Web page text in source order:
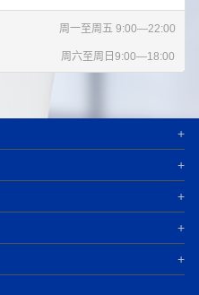
周一至周五 9:00—22:00
周六至周日9:00—18:00
+
+
+
+
+